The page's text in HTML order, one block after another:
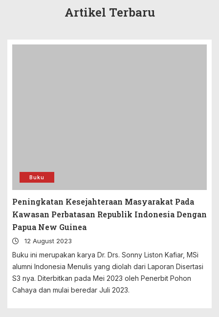
Artikel Terbaru
Buku
Peningkatan Kesejahteraan Masyarakat Pada
Kawasan Perbatasan Republik Indonesia Dengan
Papua New Guinea
12 August 2023
Buku ini merupakan karya Dr. Drs. Sonny Liston Kafiar, MSi
alumni Indonesia Menulis yang diolah dari Laporan Disertasi
S3 nya. Diterbitkan pada Mei 2023 oleh Penerbit Pohon
Cahaya dan mulai beredar Juli 2023.